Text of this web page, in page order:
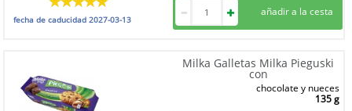
fecha de caducidad2027-03-13
Milka Galletas Milka Pieguski
con
chocolate y nueces
135 g